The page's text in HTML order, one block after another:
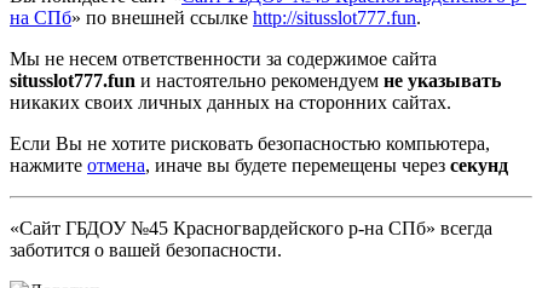
на СПб» по внешней ссылке http://situsslot777.fun.
Мы не несем ответственности за содержимое сайта
situsslot777.fun и настоятельно рекомендуем не указывать
никаких своих личных данных на сторонних сайтах.
Если Вы не хотите рисковать безопасностью компьютера,
нажмите отмена, иначе вы будете перемещены через секунд
«Сайт ГБДОУ №45 Красногвардейского р-на СПб» всегда
заботится о вашей безопасности.